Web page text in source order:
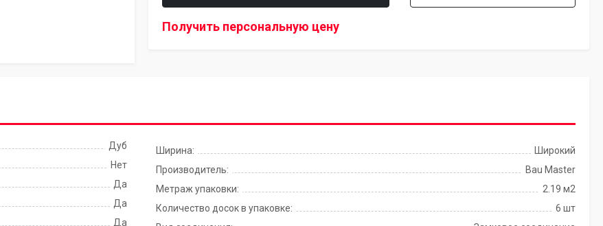
Получить персональную цену
Дуб
Нет
Да
Да
Да
Ширина:
Широкий
Производитель:
Bau Master
Метраж упаковки:
2.19 м2
Количество досок в упаковке:
6 шт